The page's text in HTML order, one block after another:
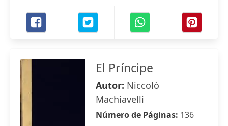
El Príncipe
Autor: Niccolò
Machiavelli
Número de Páginas: 136